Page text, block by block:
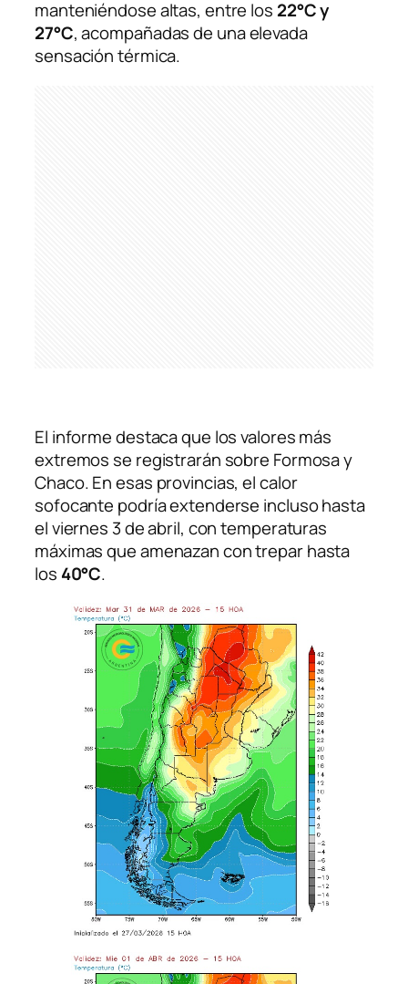
manteniéndose altas, entre los 22°C y
27°C, acompañadas de una elevada
sensación térmica.
El informe destaca que los valores más
extremos se registrarán sobre Formosa y
Chaco. En esas provincias, el calor
sofocante podría extenderse incluso hasta
el viernes 3 de abril, con temperaturas
máximas que amenazan con trepar hasta
los 40°C.